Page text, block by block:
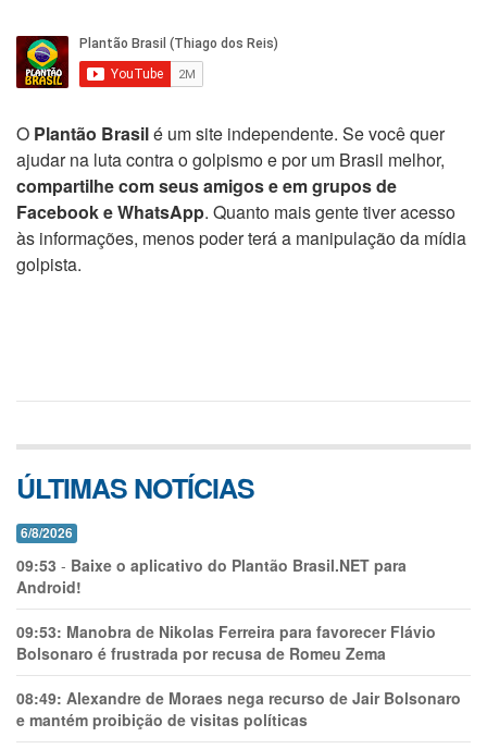
O Plantão Brasilé um site independente. Se você quer
ajudar na luta contra o golpismo e por um Brasil melhor,
compartilhe com seus amigos e em grupos de
Facebook e WhatsApp. Quanto mais gente tiver acesso
às informações, menos poder terá a manipulação da mídia
golpista.
ÚLTIMAS NOTÍCIAS
6/8/2026
09:53 - Baixe o aplicativo do Plantão Brasil.NET para
Android!
09:53: Manobra de Nikolas Ferreira para favorecer Flávio
Bolsonaro é frustrada por recusa de Romeu Zema
08:49: Alexandre de Moraes nega recurso de Jair Bolsonaro
e mantém proibição de visitas políticas